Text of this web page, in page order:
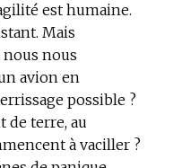
est humaine.
Mais
nous
avion en
possible ?
de terre, au
à vaciller ?